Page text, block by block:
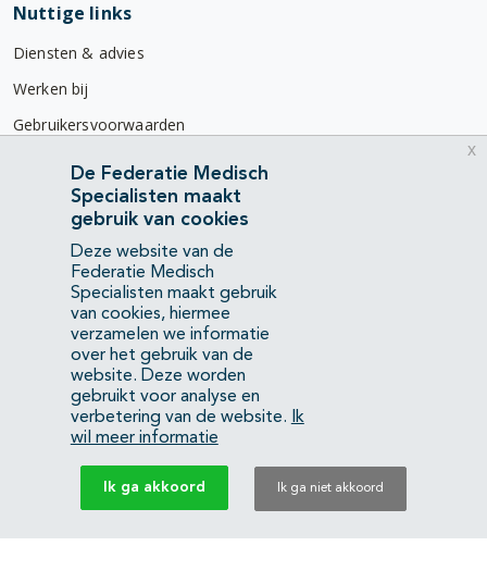
Nuttige links
Diensten & advies
Werken bij
Gebruikersvoorwaarden
Privacyverklaring
Contact
Mercatorlaan 1200
3528 BL Utrecht
(088) 505 34 34
info@richtlijnendatabase.nl
YouTubeLinkedIn
KvK Federatie Medisch Specialisten:40483480
Privacyverklaring
De Federatie Medisch
Specialisten maakt
gebruik van cookies
Deze website van de
Federatie Medisch
Specialisten maakt gebruik
van cookies, hiermee
verzamelen we informatie
over het gebruik van de
website. Deze worden
gebruikt voor analyse en
verbetering van de website.
Ik
wil meer informatie
Ik ga akkoord Ik ga niet akkoord
x